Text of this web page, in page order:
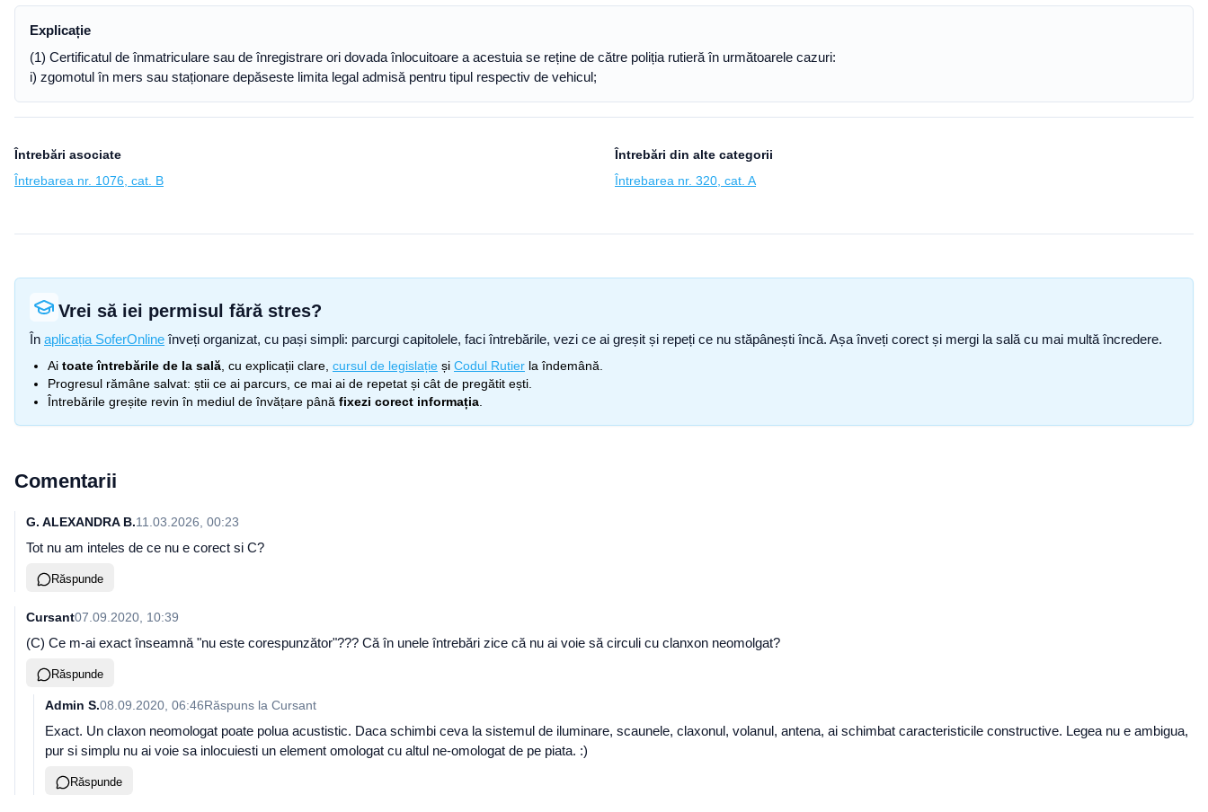
Explicație
(1) Certificatul de înmatriculare sau de înregistrare ori dovada înlocuitoare a acestuia se reține de către poliția rutieră în următoarele cazuri:
i) zgomotul în mers sau staționare depăseste limita legal admisă pentru tipul respectiv de vehicul;
Întrebări asociate
Întrebarea nr. 1076, cat. B
Întrebări din alte categorii
Întrebarea nr. 320, cat. A
Vrei să iei permisul fără stres?
În aplicația SoferOnline înveți organizat, cu pași simpli: parcurgi capitolele, faci întrebările, vezi ce ai greșit și repeți ce nu stăpânești încă. Așa înveți corect și mergi la sală cu mai multă încredere.
Ai toate întrebările de la sală , cu explicații clare, cursul de legislație și Codul Rutier la îndemână.
Progresul rămâne salvat: știi ce ai parcurs, ce mai ai de repetat și cât de pregătit ești.
Întrebările greșite revin în mediul de învățare până fixezi corect informația
Comentarii
G. ALEXANDRA B.11.03.2026, 00:23
Tot nu am inteles de ce nu e corect si C?
Răspunde
Cursant07.09.2020, 10:39
(C) Ce m-ai exact înseamnă "nu este corespunzător"??? Că în unele întrebări zice că nu ai voie să circuli cu clanxon neomolgat?
Răspunde
Admin S.08.09.2020, 06:46Răspuns la Cursant
Exact. Un claxon neomologat poate polua acustistic. Daca schimbi ceva la sistemul de iluminare, scaunele, claxonul, volanul, antena, ai schimbat caracteristicile constructive. Legea nu e ambigua,
pur si simplu nu ai voie sa inlocuiesti un element omologat cu altul ne-omologat de pe piata. :)
Răspunde